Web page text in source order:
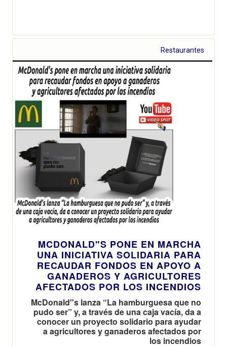
Restaurantes
MCDONALD"S PONE EN MARCHA
UNA INICIATIVA SOLIDARIA PARA
RECAUDAR FONDOS EN APOYO A
GANADEROS Y AGRICULTORES
AFECTADOS POR LOS INCENDIOS
McDonald"s lanza “La hamburguesa que no
pudo ser” y, a través de una caja vacía, da a
conocer un proyecto solidario para ayudar
a agricultores y ganaderos afectados por
los incendios